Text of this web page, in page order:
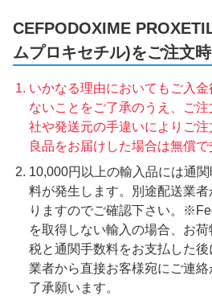
CEFPODOXIME
ムプロキセチル)をご注文
いかなる理由においてもご入
ないことをご了承のうえ、ご
社や発送元の手違いによりご
良品をお届けした場合は無償で
10,000円以上の輸入品には通
料が発生します。別途配送業
りますのでご確認下さい。
を取得しない輸入の場合、お
税と通関手数料をお支払した
業者から直接お客様宛にご連
了承願います。